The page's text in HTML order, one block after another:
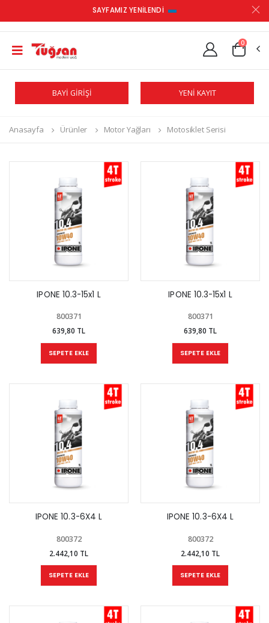
SAYFAMIZ YENİLENDİ
0
BAYİ GİRİŞİ YENİ KAYIT
Anasayfa Ürünler Motor Yağları Motosiklet Serisi
IPONE 10.3-15x1 L
800371
639,80 TL
SEPETE EKLE
IPONE 10.3-15x1 L
800371
639,80 TL
SEPETE EKLE
IPONE 10.3-6X4 L
800372
2.442,10 TL
SEPETE EKLE
IPONE 10.3-6X4 L
800372
2.442,10 TL
SEPETE EKLE